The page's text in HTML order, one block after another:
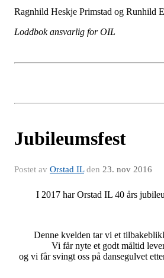
Ragnhild Heskje Primstad og Runhild
Loddbok ansvarlig for OIL
Jubileumsfest
Postet av Orstad ILden 23. nov 2016
I 2017 har Orstad IL 40 års
Denne kvelden tar vi et
Vi får nyte et godt måltid
og vi får svingt oss på dansegulvet